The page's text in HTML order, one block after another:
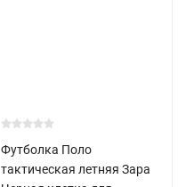
Футболка Поло
тактическая летняя Зара